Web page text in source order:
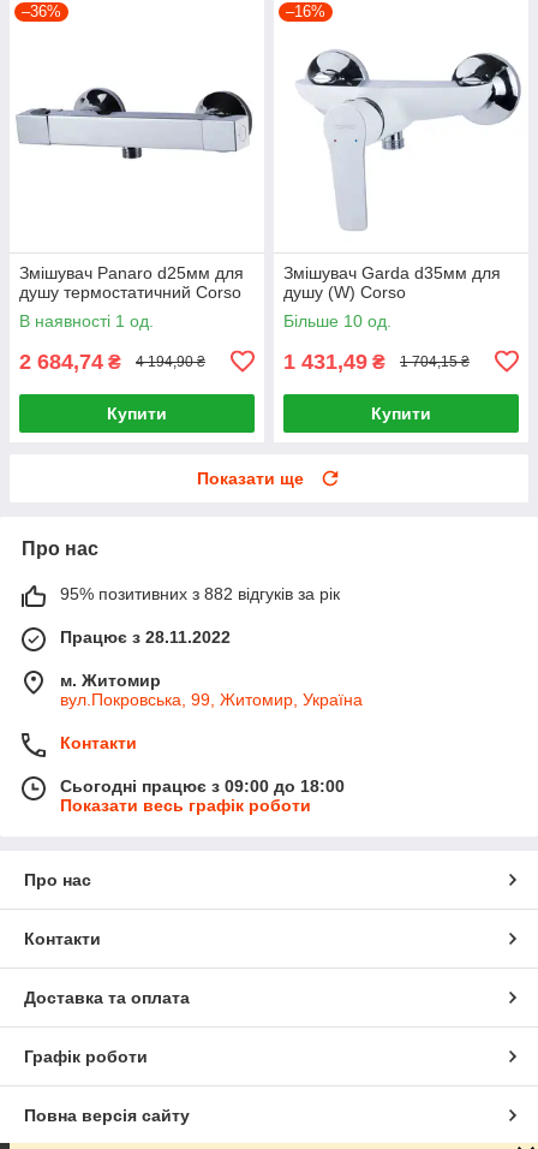
–36%
Змішувач Panaro d25мм для
душу термостатичний Corso
В наявності 1 од.
2 684,74 ₴ 4 194,90 ₴
Купити
–16%
Змішувач Garda d35мм для
душу (W) Corso
Більше 10 од.
1 431,49 ₴ 1 704,15 ₴
Купити
Показати ще
Про нас
95% позитивних з 882 відгуків за рік
Працює з 28.11.2022
м. Житомир
вул.Покровська, 99, Житомир, Україна
Контакти
Сьогодні працює з 09:00 до 18:00
Показати весь графік роботи
Про нас
Контакти
Доставка та оплата
Графік роботи
Повна версія сайту